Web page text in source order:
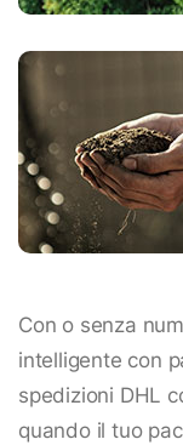
Con o senza
intelligente con
spedizioni DHL
quando il tuo